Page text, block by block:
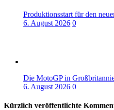
Produktionsstart für den
6. August 2026 0
Die MotoGP in
6. August 2026 0
Kürzlich veröffentlichte